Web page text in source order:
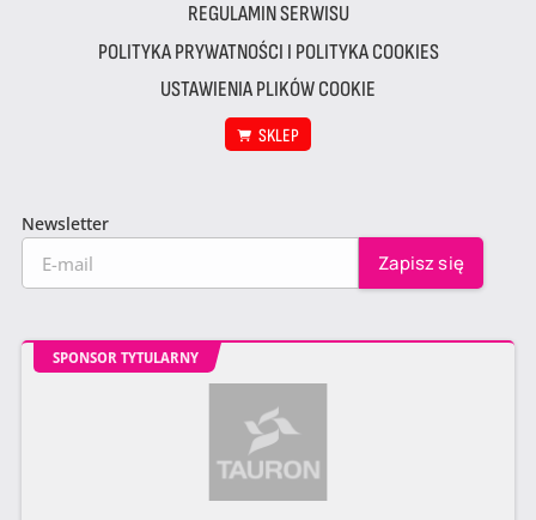
REGULAMIN SERWISU
POLITYKA PRYWATNOŚCI I POLITYKA COOKIES
USTAWIENIA PLIKÓW COOKIE
SKLEP
Newsletter
SPONSOR TYTULARNY